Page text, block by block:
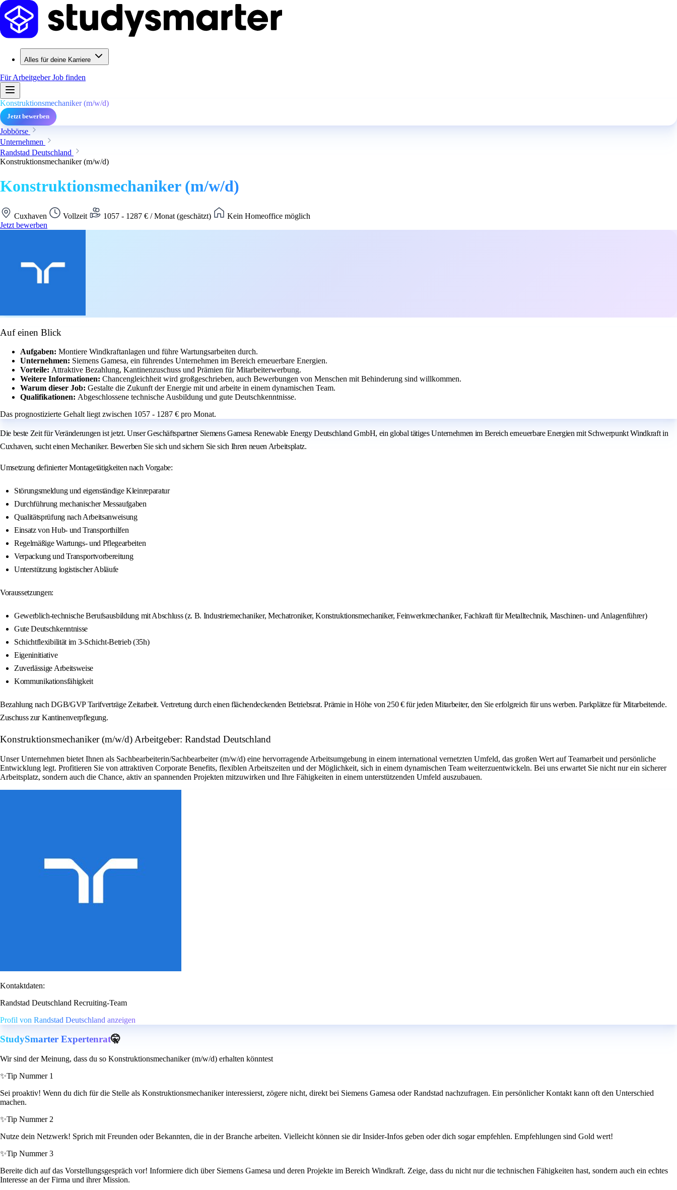
Alles für deine Karriere
Für ArbeitgeberJob finden
Konstruktionsmechaniker (m/w/d)
Jetzt bewerben
Jobbörse
Unternehmen
Randstad Deutschland
Konstruktionsmechaniker (m/w/d)
Konstruktionsmechaniker (m/w/d)
Cuxhaven Vollzeit 1057 - 1287 € / Monat (geschätzt)
Kein Homeoffice möglich
Jetzt bewerben
Auf einen Blick
Aufgaben: Montiere Windkraftanlagen und führe Wartungsarbeiten durch.
Unternehmen: Siemens Gamesa, ein führendes Unternehmen im Bereich erneuerbare Energien.
Vorteile: Attraktive Bezahlung, Kantinenzuschuss und Prämien für Mitarbeiterwerbung.
Weitere Informationen: Chancengleichheit wird großgeschrieben, auch Bewerbungen von Menschen mit Behinderung sind willkommen.
Warum dieser Job: Gestalte die Zukunft der Energie mit und arbeite in einem dynamischen Team.
Qualifikationen: Abgeschlossene technische Ausbildung und gute Deutschkenntnisse.
Das prognostizierte Gehalt liegt zwischen 1057 - 1287 € pro Monat.
Die beste Zeit für Veränderungen ist jetzt. Unser Geschäftspartner Siemens Gamesa Renewable Energy Deutschland GmbH, ein global tätiges Unternehmen im Bereich erneuerbare Energien mit Schwerpunkt Windkraft in
Cuxhaven, sucht einen Mechaniker. Bewerben Sie sich und sichern Sie sich Ihren neuen Arbeitsplatz.
Umsetzung definierter Montagetätigkeiten nach Vorgabe:
Störungsmeldung und eigenständige Kleinreparatur
Durchführung mechanischer Messaufgaben
Qualitätsprüfung nach Arbeitsanweisung
Einsatz von Hub- und Transporthilfen
Regelmäßige Wartungs- und Pflegearbeiten
Verpackung und Transportvorbereitung
Unterstützung logistischer Abläufe
Voraussetzungen:
Gewerblich-technische Berufsausbildung mit Abschluss (z. B. Industriemechaniker, Mechatroniker, Konstruktionsmechaniker, Feinwerkmechaniker, Fachkraft für Metalltechnik, Maschinen- und Anlagenführer)
Gute Deutschkenntnisse
Schichtflexibilität im 3-Schicht-Betrieb (35h)
Eigeninitiative
Zuverlässige Arbeitsweise
Kommunikationsfähigkeit
Bezahlung nach DGB/GVP Tarifverträge Zeitarbeit. Vertretung durch einen flächendeckenden Betriebsrat. Prämie in Höhe von 250 € für jeden Mitarbeiter, den Sie erfolgreich für uns werben. Parkplätze für Mitarbeitende.
Zuschuss zur Kantinenverpflegung.
Konstruktionsmechaniker (m/w/d) Arbeitgeber: Randstad Deutschland
Unser Unternehmen bietet Ihnen als Sachbearbeiterin/Sachbearbeiter (m/w/d) eine hervorragende Arbeitsumgebung in einem international vernetzten Umfeld, das großen Wert auf Teamarbeit und persönliche
Entwicklung legt. Profitieren Sie von attraktiven Corporate Benefits, flexiblen Arbeitszeiten und der Möglichkeit, sich in einem dynamischen Team weiterzuentwickeln. Bei uns erwartet Sie nicht nur ein sicherer
Arbeitsplatz, sondern auch die Chance, aktiv an spannenden Projekten mitzuwirken und Ihre Fähigkeiten in einem unterstützenden Umfeld auszubauen.
Kontaktdaten:
Randstad Deutschland Recruiting-Team
Profil von Randstad Deutschland anzeigen
StudySmarter Expertenrat🤫
Wir sind der Meinung, dass du so Konstruktionsmechaniker (m/w/d) erhalten könntest
✨Tip Nummer 1
Sei proaktiv! Wenn du dich für die Stelle als Konstruktionsmechaniker interessierst, zögere nicht, direkt bei Siemens Gamesa oder Randstad nachzufragen. Ein persönlicher Kontakt kann oft den Unterschied
machen.
✨Tip Nummer 2
Nutze dein Netzwerk! Sprich mit Freunden oder Bekannten, die in der Branche arbeiten. Vielleicht können sie dir Insider-Infos geben oder dich sogar empfehlen. Empfehlungen sind Gold wert!
✨Tip Nummer 3
Bereite dich auf das Vorstellungsgespräch vor! Informiere dich über Siemens Gamesa und deren Projekte im Bereich Windkraft. Zeige, dass du nicht nur die technischen Fähigkeiten hast, sondern auch ein echtes
Interesse an der Firma und ihrer Mission.